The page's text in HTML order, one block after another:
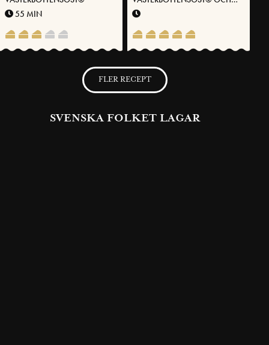
55 MIN
BRYNT SMÖR
FLER RECEPT
SVENSKA FOLKET LAGAR